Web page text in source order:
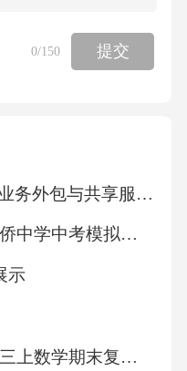
读书）重点句型
（你早上
语法现在进行时：
（am/is/are）+动
用助动词do/doe
（你今天
（是的，我
0/150 提交
【经营绩效与管理】业务外包与共享服务专项审计计划
2026年海南海口市华侨中学中考模拟地理试卷（文字版含答案）
示
鹰潭市贵溪市2027届三上数学期末复习检测模拟试题含解析